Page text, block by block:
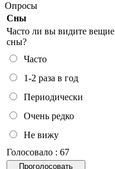
Опросы
Сны
Часто ли вы видите вещие
сны?
Часто
1-2 раза в год
Периодически
Очень редко
Не вижу
Голосовало : 67